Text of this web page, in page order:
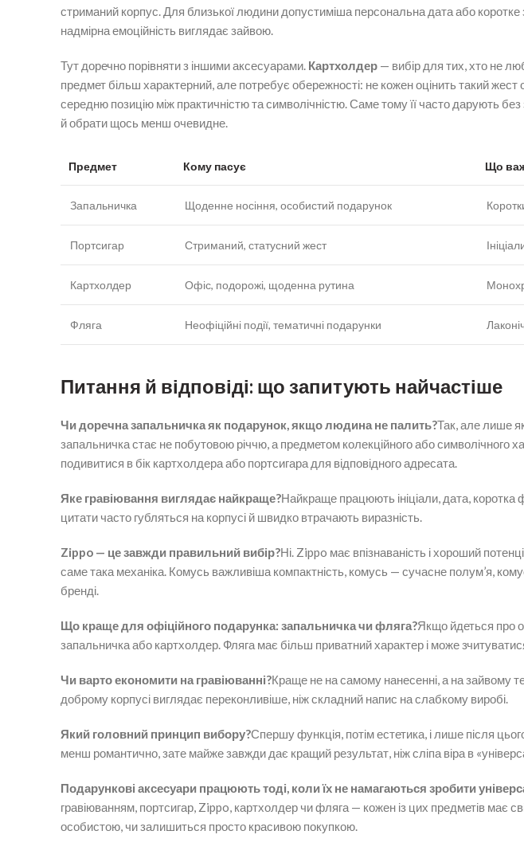
стриманий корпус. Для близької людини допустиміша персональна дата або коротке
надмірна емоційність виглядає зайвою.
Тут доречно порівняти з іншими аксесуарами. Картхолдер — вибір для тих, хто не
предмет більш характерний, але потребує обережності: не кожен оцінить такий
середню позицію між практичністю та символічністю. Саме тому її часто дарують без
й обрати щось менш очевидне.
Предмет Кому пасує Що
Запальничка Щоденне носіння, особистий подарунок
Портсигар Стриманий, статусний жест
Картхолдер Офіс, подорожі, щоденна рутина
Фляга Неофіційні події, тематичні подарунки
Питання й відповіді: що запитують найчастіше
Чи доречна запальничка як подарунок, якщо людина не палить?Так, але лише
запальничка стає не побутовою річчю, а предметом колекційного або символічного
подивитися в бік картхолдера або портсигара для відповідного адресата.
Яке гравіювання виглядає найкраще?Найкраще працюють ініціали, дата, коротка
цитати часто губляться на корпусі й швидко втрачають виразність.
Zippo — це завжди правильний вибір?Ні. Zippo має впізнаваність і хороший
саме така механіка. Комусь важливіша компактність, комусь — сучасне полум’я,
бренді.
Що краще для офіційного подарунка: запальничка чи фляга?Якщо йдеться про
запальничка або картхолдер. Фляга має більш приватний характер і може
Чи варто економити на гравіюванні?Краще не на самому нанесенні, а на зайвому
доброму корпусі виглядає переконливіше, ніж складний напис на слабкому виробі.
Який головний принцип вибору?Спершу функція, потім естетика, і лише після
менш романтично, зате майже завжди дає кращий результат, ніж сліпа віра в
Подарункові аксесуари працюють тоді, коли їх не намагаються зробити
гравіюванням, портсигар, Zippo, картхолдер чи фляга — кожен із цих предметів має
особистою, чи залишиться просто красивою покупкою.